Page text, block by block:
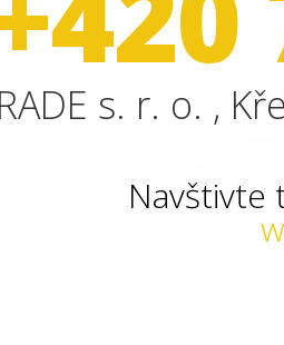
s. r. o. ,
Navštivte